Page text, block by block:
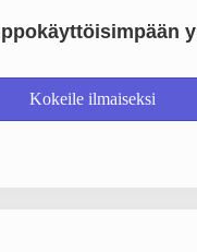
Kokeile ilmaiseksi